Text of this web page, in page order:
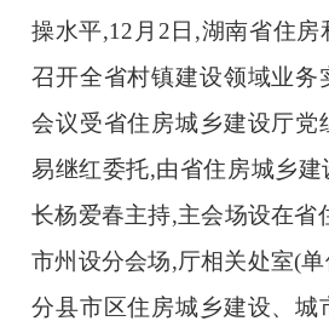
操水平,12月2日,湖南省住房
召开全省村镇建设领域业务
会议受省住房城乡建设厅党
易继红委托,由省住房城乡建
长杨爱春主持,主会场设在省
市州设分会场,厅相关处室(
分县市区住房城乡建设、城